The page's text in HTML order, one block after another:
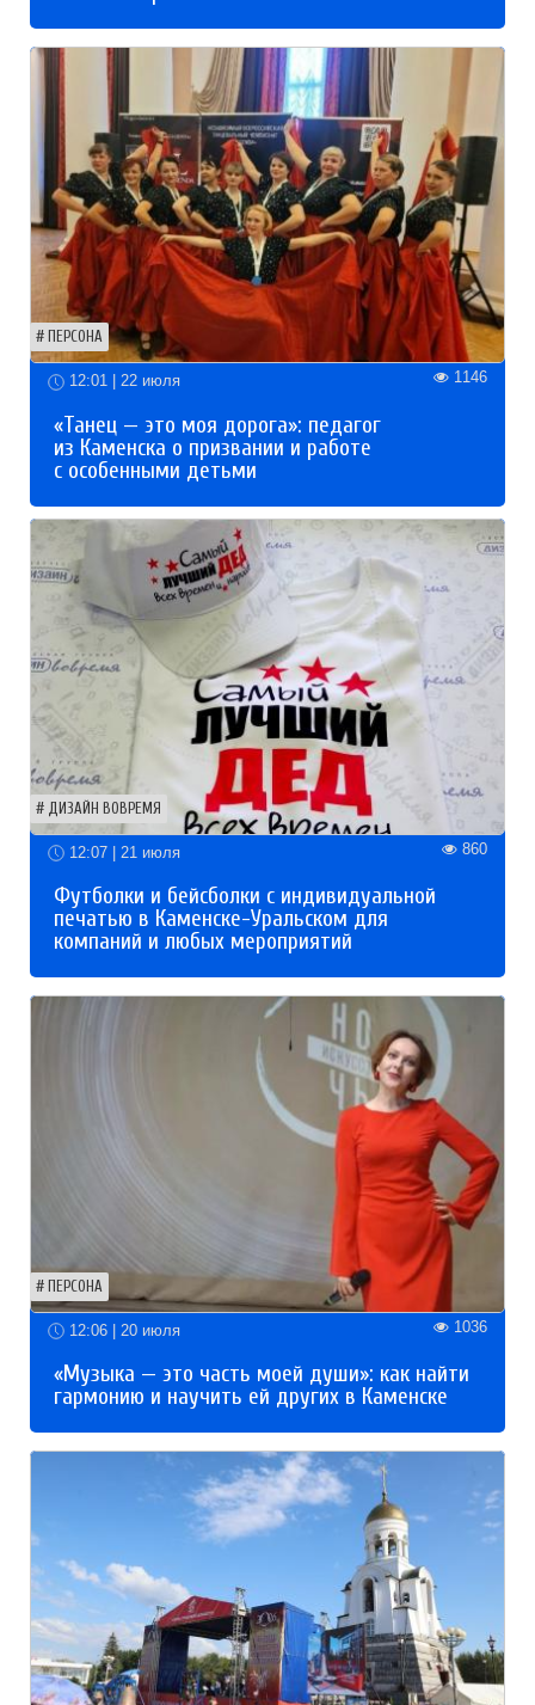
ПЕРСОНА
12:01 | 22 июля 1146
«Танец — это моя дорога»: педагог
из Каменска о призвании и работе
с особенными детьми
ДИЗАЙН ВОВРЕМЯ
12:07 | 21 июля 860
Футболки и бейсболки с индивидуальной
печатью в Каменске-Уральском для
компаний и любых мероприятий
ПЕРСОНА
12:06 | 20 июля 1036
«Музыка — это часть моей души»: как найти
гармонию и научить ей других в Каменске